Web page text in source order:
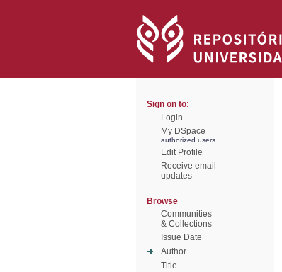
Sign on to:
Login
My DSpace
authorized users
Edit Profile
Receive email
updates
Browse
Communities
& Collections
Issue Date
Author
Title